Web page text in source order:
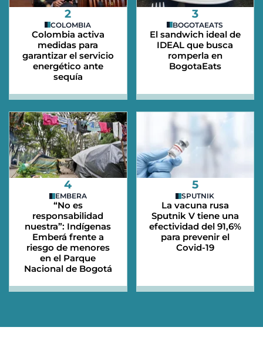
2
COLOMBIA
Colombia activa
medidas para
garantizar el servicio
energético ante
sequía
3
BOGOTAEATS
El sandwich ideal de
IDEAL que busca
romperla en
BogotaEats
4
EMBERA
“No es
responsabilidad
nuestra”: Indígenas
Emberá frente a
riesgo de menores
en el Parque
Nacional de Bogotá
5
SPUTNIK
La vacuna rusa
Sputnik V tiene una
efectividad del 91,6%
para prevenir el
Covid-19